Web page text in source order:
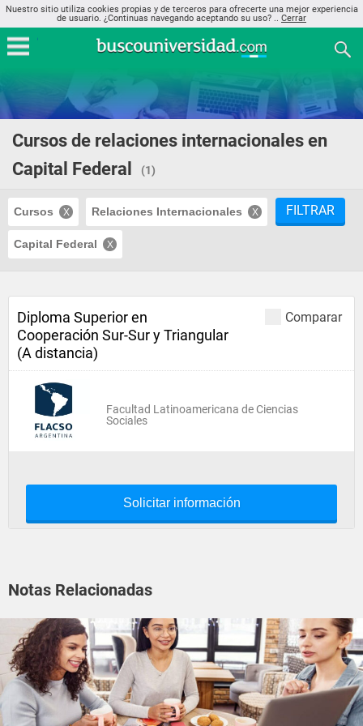
Nuestro sitio utiliza cookies propias y de terceros para ofrecerte una mejor experiencia
de usuario. ¿Continuas navegando aceptando su uso? .. Cerrar
Cursos de relaciones internacionales en
Capital Federal
(1)
Cursos Relaciones Internacionales
Capital Federal
FILTRAR
Comparar
Diploma Superior en
Cooperación Sur-Sur y Triangular
(A distancia)
Facultad Latinoamericana de Ciencias
Sociales
Solicitar información
Notas Relacionadas